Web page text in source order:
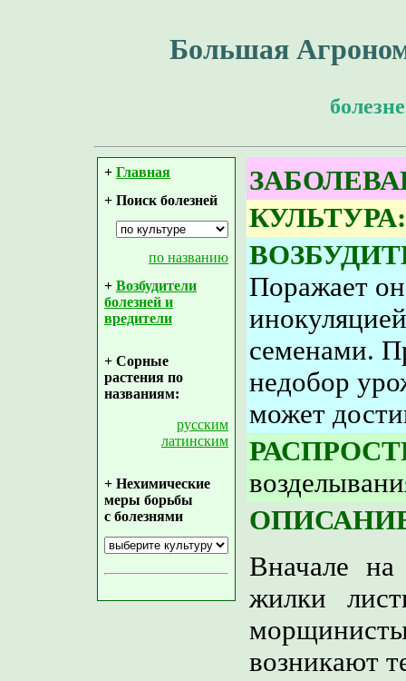
Большая
+ Главная
+ Поиск болезней
по названию
+ Возбудители
болезней и
вредители
+ Сорные
растения по
названиям:
русским
латинским
+ Нехимические
меры борьбы
с болезнями
КУЛЬТУРА:
Поражает
семенами.
недобор
может
Вначале на
жилки
возникают